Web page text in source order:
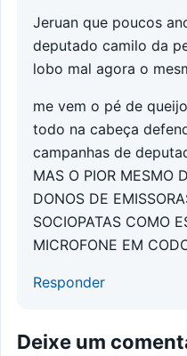
Jeruan que poucos
deputado camilo da
lobo mal agora o
me vem o pé de
todo na cabeça
campanhas de
MAS O PIOR MESMO
DONOS DE
SOCIOPATAS COMO
MICROFONE EM
Responder
Deixe um